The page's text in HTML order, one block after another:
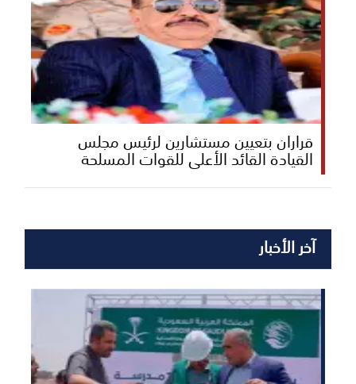
قراران بتعيين مستشارين لرئيس مجلس
القيادة القائد الأعلى للقوات المسلحة
آخر الأخبار